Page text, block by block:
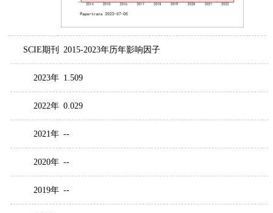
SCIE期刊 2015-2023年历年影响因子
2023年 1.509
2022年 0.029
2021年 --
2020年 --
2019年 --